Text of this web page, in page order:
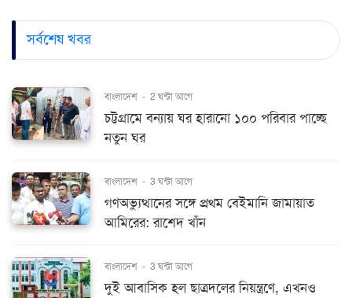
সর্বশেষ খবর
বাংলাদেশ - 2 ঘন্টা আগে
চট্টগ্রামে বন্যায় ঘর হারানো ১০০ পরিবার পাচ্ছে
নতুন ঘর
বাংলাদেশ - 3 ঘন্টা আগে
গণঅভ্যুত্থানের সঙ্গে প্রথম বেইমানি জামায়াত
আমিরের: রাশেদ খাঁন
বাংলাদেশ - 3 ঘন্টা আগে
দুই আবাসিক হল ছাত্রদলের নিয়ন্ত্রণে, এখনও